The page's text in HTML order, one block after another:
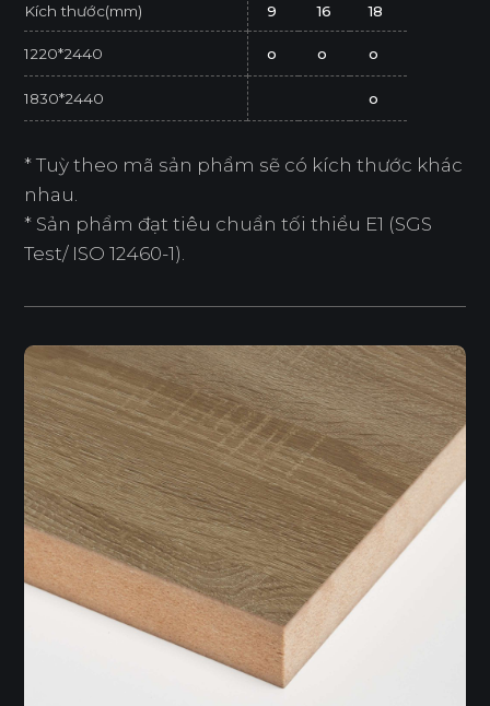
Kích thước(mm) 9 16 18
1220*2440 o o o
1830*2440 o
* Tuỳ theo mã sản phẩm sẽ có kích thước khác
nhau.
* Sản phẩm đạt tiêu chuẩn tối thiểu E1 (SGS
Test/ ISO 12460-1).